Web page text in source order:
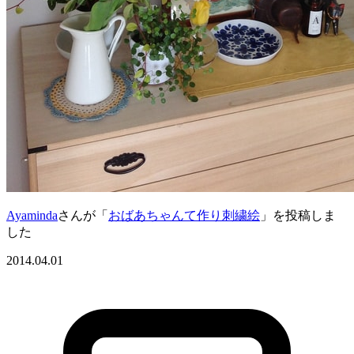
Ayamindaさんが「 おばあちゃんて作り刺繍絵 」を投稿しま
した
2014.04.01